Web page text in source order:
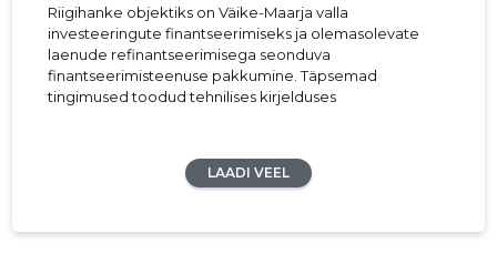
Riigihanke objektiks on Väike-Maarja valla
investeeringute finantseerimiseks ja olemasolevate
laenude refinantseerimisega seonduva
finantseerimisteenuse pakkumine. Täpsemad
tingimused toodud tehnilises kirjelduses
LAADI VEEL